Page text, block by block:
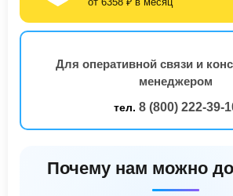
Для оперативной связи и
менеджером
тел. 8 (800) 222-39-
Почему нам можно